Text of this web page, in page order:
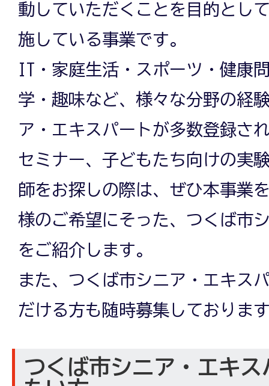
動していただくことを目的とし
施している事業です。
IT・家庭生活・スポーツ・健康
学・趣味など、様々な分野の経
ア・エキスパートが多数登録さ
セミナー、子どもたち向けの実
師をお探しの際は、ぜひ本事業
様のご希望にそった、つくば市
をご紹介します。
また、つくば市シニア・エキス
だける方も随時募集しておりま
つくば市シニア・エキ